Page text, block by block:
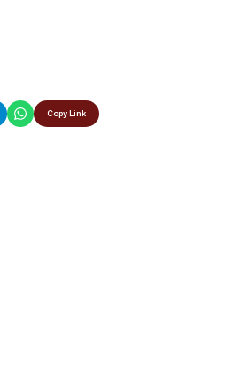
Copy Link